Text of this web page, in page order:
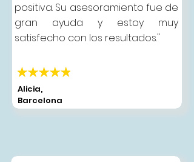
positiva. Su asesoramiento fue de
gran ayuda y estoy muy
satisfecho con los resultados."
Alicia,
Barcelona